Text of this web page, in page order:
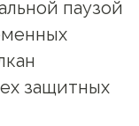
паузой
защитных